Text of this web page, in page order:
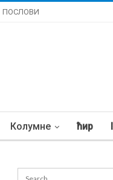
ПОСЛОВИ
Колумне ћир